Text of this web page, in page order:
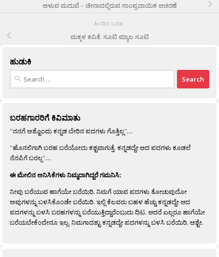
ಅಳುವ ಮದುವೆ – ಚೀನಾದಲ್ಲಿರುವ ಸಾಂಪ್ರದಾಯಿಕ ಆಚರಣೆ
ಹಿಂದಿನ ಬರಹ
ಮಕ್ಕಳ ಕವಿತೆ: ಸೂಟಿ ಮ್ಯಾಲ ಸೂಟಿ
ಹುಡುಕಿ
Search
ಬರಹಗಾರರಿಗೆ ಕಿವಿಮಾತು
“ನನಗೆ ಅಶ್ಟೊಂದು ಕನ್ನಡ ಬೇರಿನ ಪದಗಳು ಗೊತ್ತಿಲ್ಲ”…
“ಹೊನಲಿಗಾಗಿ ಬರಹ ಬರೆಯೋದು ಕಶ್ಟವಾಗುತ್ತೆ. ಕನ್ನಡದ್ದೇ ಆದ ಪದಗಳು ಕೂಡಲೆ
ನೆನಪಿಗೆ ಬರಲ್ಲ”…
ಈ ಮೇಲಿನ ಅನಿಸಿಕೆಗಳು ನಿಮ್ಮದಾಗಿದ್ದರೆ ಗಮನಿಸಿ:
ನೀವು ಬರೆಯುವ ಹಾಗೆಯೇ ಬರೆಯಿರಿ. ನಿಮಗೆ ಯಾವ ಪದಗಳು ತೋಚುವುದೋ
ಅವುಗಳನ್ನು ಬಳಸಿಕೊಂಡೇ ಬರೆಯಿರಿ. ಇಲ್ಲಿ ಕೆಲವರು ಬಹಳ ಹೆಚ್ಚು ಕನ್ನಡದ್ದೇ ಆದ
ಪದಗಳನ್ನು ಬಳಸಿ ಬರಹಗಳನ್ನು ಬರೆಯುತ್ತಿದ್ದಾರೆಂಬುದು ದಿಟ. ಆದರೆ ಎಲ್ಲರೂ ಹಾಗೆಯೇ
ಬರೆಯಬೇಕೆಂದೇನೂ ಇಲ್ಲ. ನಿಮಗಾದಶ್ಟು ಕನ್ನಡದ್ದೇ ಪದಗಳನ್ನು ಬಳಸಿ ಬರೆಯಿರಿ, ಅಶ್ಟೇ.